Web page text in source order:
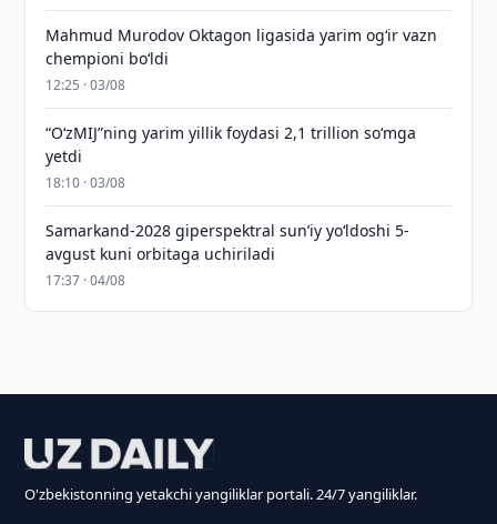
Mahmud Murodov Oktagon ligasida yarim og‘ir vazn
chempioni bo‘ldi
12:25 · 03/08
“O‘zMIJ”ning yarim yillik foydasi 2,1 trillion so‘mga
yetdi
18:10 · 03/08
Samarkand-2028 giperspektral sun’iy yo‘ldoshi 5-
avgust kuni orbitaga uchiriladi
17:37 · 04/08
O'zbekistonning yetakchi yangiliklar portali. 24/7 yangiliklar.